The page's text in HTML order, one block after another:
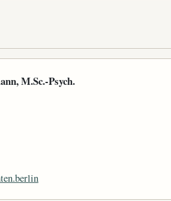
M.Sc.-Psych.